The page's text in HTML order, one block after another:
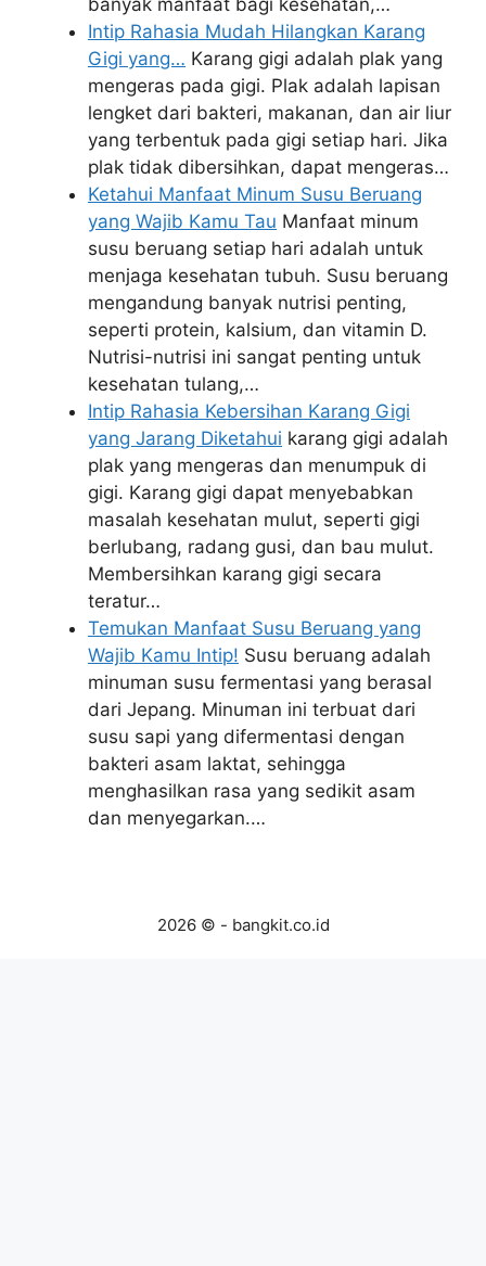
Intip Rahasia Mudah Hilangkan Karang
Gigi yang… Karang gigi adalah plak yang
mengeras pada gigi. Plak adalah lapisan
lengket dari bakteri, makanan, dan air liur
yang terbentuk pada gigi setiap hari. Jika
plak tidak dibersihkan, dapat mengeras…
Ketahui Manfaat Minum Susu Beruang
yang Wajib Kamu Tau Manfaat minum
susu beruang setiap hari adalah untuk
menjaga kesehatan tubuh. Susu beruang
mengandung banyak nutrisi penting,
seperti protein, kalsium, dan vitamin D.
Nutrisi-nutrisi ini sangat penting untuk
kesehatan tulang,…
Intip Rahasia Kebersihan Karang Gigi
yang Jarang Diketahui karang gigi adalah
plak yang mengeras dan menumpuk di
gigi. Karang gigi dapat menyebabkan
masalah kesehatan mulut, seperti gigi
berlubang, radang gusi, dan bau mulut.
Membersihkan karang gigi secara
teratur…
Temukan Manfaat Susu Beruang yang
Wajib Kamu Intip! Susu beruang adalah
minuman susu fermentasi yang berasal
dari Jepang. Minuman ini terbuat dari
susu sapi yang difermentasi dengan
bakteri asam laktat, sehingga
menghasilkan rasa yang sedikit asam
dan menyegarkan.…
2026 © - bangkit.co.id